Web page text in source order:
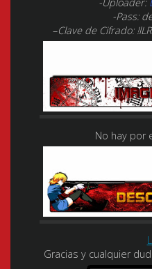
-Pass:
–Clave de Cifrado:
No hay por
Gracias y cualquier